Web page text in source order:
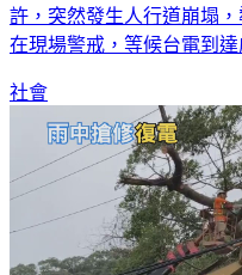
許，突然發生人行道崩塌
在現場警戒，等候台電到達
社會